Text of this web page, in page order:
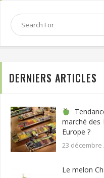
DERNIERS ARTICLES
marché des
Europe ?
23 décembre
Le melon